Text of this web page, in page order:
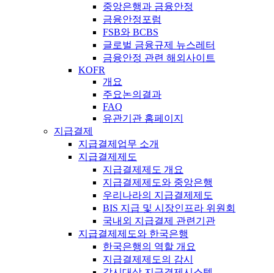
중앙은행과 금융안정
금융안정포럼
FSB와 BCBS
글로벌 금융규제 뉴스레터
금융안정 관련 해외사이트
KOFR
개요
주요논의결과
FAQ
유관기관 홈페이지
지급결제
지급결제업무 소개
지급결제제도
지급결제제도 개요
지급결제제도와 중앙은행
우리나라의 지급결제제도
BIS 지급 및 시장인프라 위원회
국내외 지급결제 관련기관
지급결제제도와 한국은행
한국은행의 역할 개요
지급결제제도의 감시